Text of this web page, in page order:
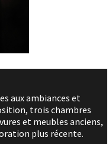
aux ambiances et
trois chambres
et meubles anciens,
plus récente.